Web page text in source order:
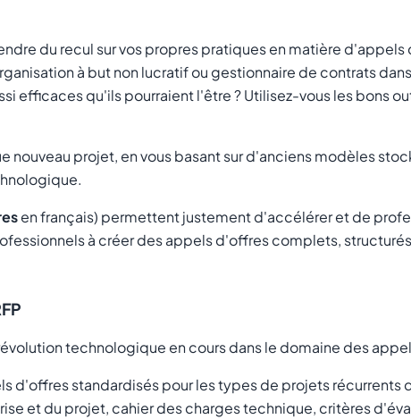
du recul sur vos propres pratiques en matière
à but non lucratif ou gestionnaire de contrats
efficaces qu'ils pourraient l'être ? Utilisez-vous les bons
nouveau projet, en vous basant sur d'anciens modèles
en français) permettent justement d'accélérer et de
à créer des appels d'offres complets,
technologique en cours dans le domaine des
d'offres standardisés pour les types de projets récurrents
et du projet, cahier des charges technique, critères